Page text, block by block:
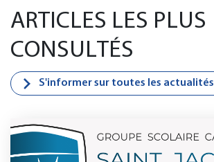
ARTICLES LES PLUS
CONSULTÉS
S'informer sur toutes les actualités